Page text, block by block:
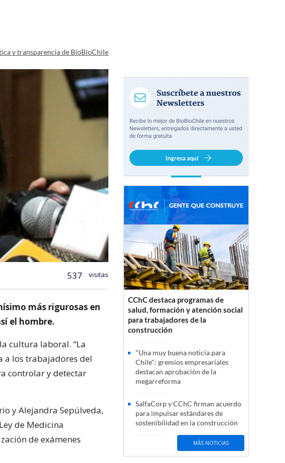
y transparencia de BioBioChile
537 visitas
más rigurosas en
el hombre.
cultura laboral. “La
a los trabajadores del
controlar y detectar
y Alejandra Sepúlveda,
de Medicina
de exámenes
CChC destaca programas de
salud, formación y atención social
para trabajadores de la
construcción
"Una muy buena noticia para
Chile": gremios empresariales
destacan aprobación de la
megarreforma
SalfaCorp y CChC firman acuerdo
para impulsar estándares de
sostenibilidad en la construcción
MÁS NOTICIAS